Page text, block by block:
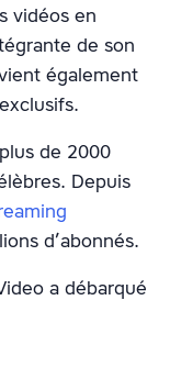
vidéos en
de son
également
de 2000
Depuis
d’abonnés.
a débarqué